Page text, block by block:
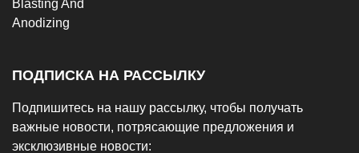
ПОДПИСКА НА РАССЫЛКУ
Подпишитесь на нашу рассылку, чтобы получать
важные новости, потрясающие предложения и
эксклюзивные новости: